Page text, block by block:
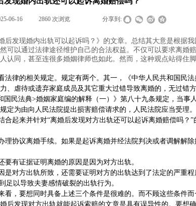
06-16 2860 次浏览 分享到:
发现婚内出轨可以起诉吗？》的文章。总结其大意是根据我
可以通过法律途径维护自己的合法权益。不仅可以要求离婚
认同，甚至连很多婚姻律师也如此。然而，这种观点站得住
法律的相关规定。规定有两个。其一，《中华人民共和国民
、虐待或遗弃家庭成员及其它重大过错导致离婚的，无过错
民法典>婚姻家庭编的解释（一）》第八十九条规定，当事
定为由向人民法院提出损害赔偿请求的，人民法院应当受理。
合起来并针对“离婚后发现对方出轨还可以起诉离婚赔偿吗？
理协议离婚手续。如果是起诉离婚并经法院判决或者调解解
有证据证明离婚的原因是因为对方出轨。
是对方出轨所致，还需要证明对方的出轨达到了法定的严重
足以导致夫妻感情破裂的出轨行为。
看，要想同时具备上述三个条件是很难的。而不顾这些条件
后发现对方出轨就能起诉索赔的文章是具有误导性的。要想